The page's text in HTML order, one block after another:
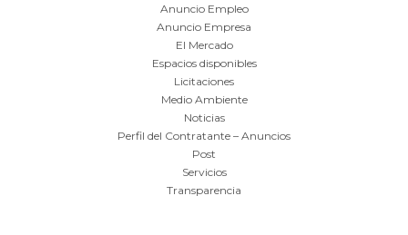
Anuncio Empleo
Anuncio Empresa
El Mercado
Espacios disponibles
Licitaciones
Medio Ambiente
Noticias
Perfil del Contratante – Anuncios
Post
Servicios
Transparencia